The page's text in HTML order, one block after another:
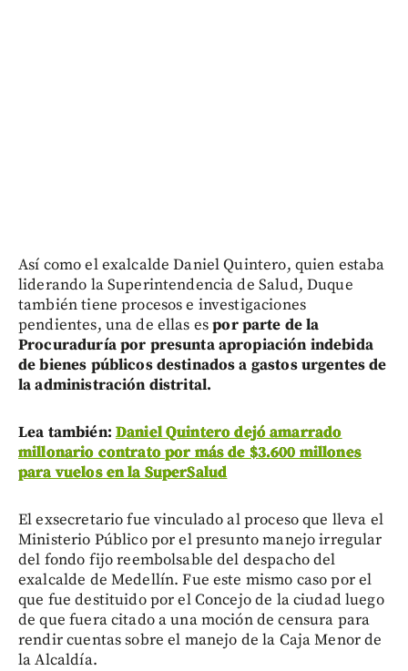
Así como el exalcalde Daniel Quintero, quien estaba
liderando la Superintendencia de Salud, Duque
también tiene procesos e investigaciones
pendientes, una de ellas espor parte de la
Procuraduría por presunta apropiación indebida
de bienes públicos destinados a gastos urgentes de
la administración distrital.
Lea también: Daniel Quintero dejó amarrado
millonario contrato por más de $3.600 millones
para vuelos en la SuperSalud
El exsecretario fue vinculado al proceso que lleva el
Ministerio Público por el presunto manejo irregular
del fondo fijo reembolsable del despacho del
exalcalde de Medellín. Fue este mismo caso por el
que fue destituido por el Concejo de la ciudad luego
de que fuera citado a una moción de censura para
rendir cuentas sobre el manejo de la Caja Menor de
la Alcaldía.